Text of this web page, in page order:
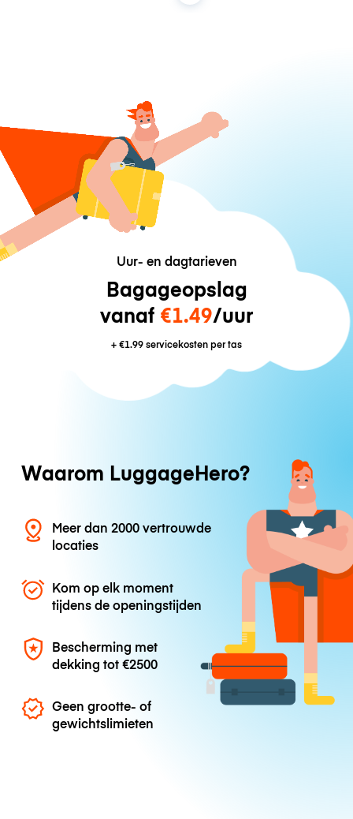
Uur- en dagtarieven
Bagageopslag
vanaf €1.49/uur
+€1.99servicekosten per tas
Waarom LuggageHero?
Meer dan 2000 vertrouwde
locaties
Kom op elk moment
tijdens de openingstijden
Bescherming met
dekking tot€2500
Geen grootte- of
gewichtslimieten